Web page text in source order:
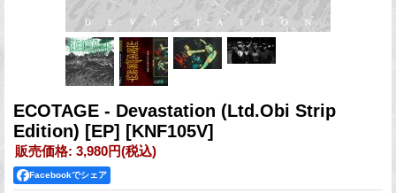
ECOTAGE - Devastation (Ltd.Obi Strip
Edition) [EP] [KNF105V]
販売価格: 3,980円(税込)
Facebookでシェア